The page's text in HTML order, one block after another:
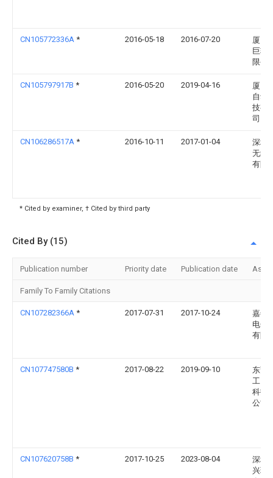
CN105772336A * 2016-05-18 2016-07-20
厦门
巨软
限公
CN105797917B * 2016-05-20 2019-04-16
厦门
自动
技有
司
CN106286517A * 2016-10-11 2017-01-04
深圳
无线
有限
* Cited by examiner, † Cited by third party
Cited By (15)
Publication number Priority date Publication date
Family To Family Citations
CN107282366A * 2017-07-31 2017-10-24
嘉善
电子
有限
CN107747580B * 2017-08-22 2019-09-10
东莞
工自
科技
公司
CN107620758B * 2017-10-25 2023-08-04
深圳
兴瑞